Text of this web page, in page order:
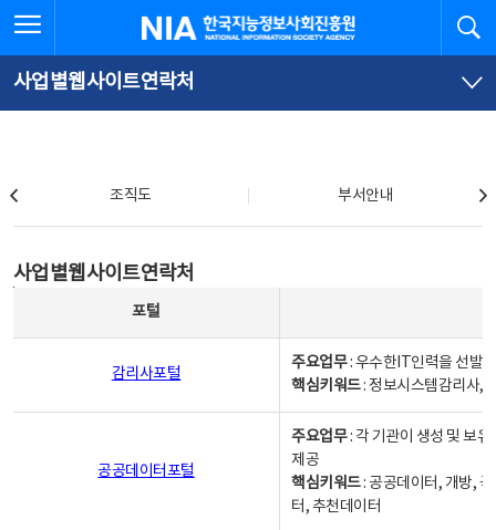
문
로
가
체
뉴
바
가
한국지능정보사회진흥원
사업별웹사이트연락처
조직도 부서안내
사업별웹사이트연락처
포털
감리사포털
주요업무: 우수한IT인력을 선발
핵심키워드: 정보시스템감리사,
공공데이터포털
주요업무: 각 기관이 생성 및 보
제공
핵심키워드: 공공데이터, 개방,
터, 추천데이터